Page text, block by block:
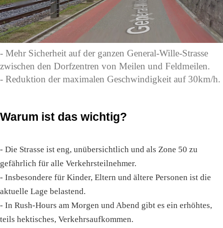
- Mehr Sicherheit auf der ganzen General-Wille-Strasse
zwischen den Dorfzentren von Meilen und Feldmeilen.
- Reduktion der maximalen Geschwindigkeit auf 30km/h.
Warum ist das wichtig?
- Die Strasse ist eng, unübersichtlich und als Zone 50 zu
gefährlich für alle Verkehrsteilnehmer.
- Insbesondere für Kinder, Eltern und ältere Personen ist die
aktuelle Lage belastend.
- In Rush-Hours am Morgen und Abend gibt es ein erhöhtes,
teils hektisches, Verkehrsaufkommen.